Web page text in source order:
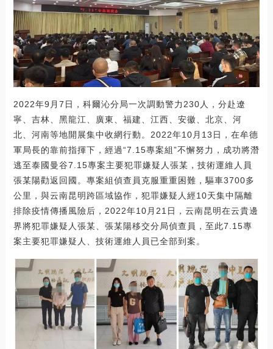
2022年9月7日，科爾沁分局一次調動警力230人，分赴遼
寧、吉林、黑龍江、廣東、福建、江西、安徽、北京、河
北、河南等地開展集中收網行動。2022年10月13日，在牟德
軍局長的靠前指揮下，經過“7.15專案組”不懈努力，成功將潛
逃至泰國曼谷7.15專案主要犯罪嫌疑人張某，技術運維人員
張某陽勸返回國。專案組偵查員克服重重困難，驅車3700多
公里，與云南昆明跨區域協作，犯罪嫌疑人經10天集中隔離
排除疫情傳播風險后，2022年10月21日，云南昆明在云貴邊
界將犯罪嫌疑人張某、張某陽移交分局偵查員，至此7.15專
案主要犯罪嫌疑人、技術運維人員已全部到案。